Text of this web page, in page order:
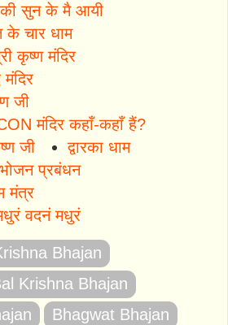
की सुन के मै आयी
के चार धाम
कृष्ण मंदिर
जी
मंदिर कहाँ-कहाँ हैं?
जी
द्वारका धाम
प्रबंधन
मंत्र
वदनं मधुरं
Bhajan
Krishna Bhajan
Bhagwat Bhajan